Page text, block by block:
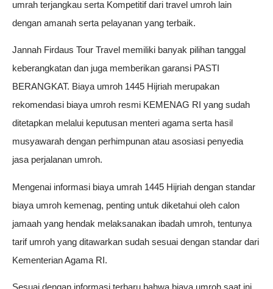
umrah terjangkau serta Kompetitif dari travel umroh lain
dengan amanah serta pelayanan yang terbaik.
Jannah Firdaus Tour Travel memiliki banyak pilihan tanggal
keberangkatan dan juga memberikan garansi PASTI
BERANGKAT. Biaya umroh 1445 Hijriah merupakan
rekomendasi biaya umroh resmi KEMENAG RI yang sudah
ditetapkan melalui keputusan menteri agama serta hasil
musyawarah dengan perhimpunan atau asosiasi penyedia
jasa perjalanan umroh.
Mengenai informasi biaya umrah 1445 Hijriah dengan standar
biaya umroh kemenag, penting untuk diketahui oleh calon
jamaah yang hendak melaksanakan ibadah umroh, tentunya
tarif umroh yang ditawarkan sudah sesuai dengan standar dari
Kementerian Agama RI.